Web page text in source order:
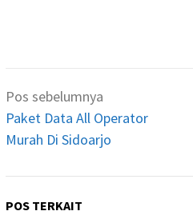
Navigasi
pos
Pos sebelumnya
Paket Data All Operator
Murah Di Sidoarjo
POS TERKAIT